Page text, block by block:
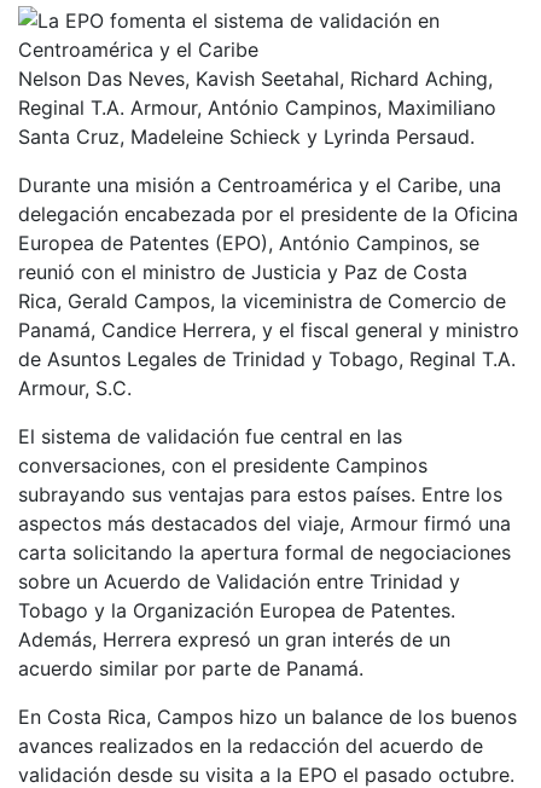
Nelson Das Neves, Kavish Seetahal, Richard Aching,
Reginal T.A. Armour, António Campinos, Maximiliano
Santa Cruz, Madeleine Schieck y Lyrinda Persaud.
Durante una misión a Centroamérica y el Caribe, una
delegación encabezada por el presidente de la Oficina
Europea de Patentes (EPO), António Campinos, se
reunió con el ministro de Justicia y Paz de Costa
Rica, Gerald Campos, la viceministra de Comercio de
Panamá, Candice Herrera, y el fiscal general y ministro
de Asuntos Legales de Trinidad y Tobago, Reginal T.A.
Armour, S.C.
El sistema de validación fue central en las
conversaciones, con el presidente Campinos
subrayando sus ventajas para estos países. Entre los
aspectos más destacados del viaje, Armour firmó una
carta solicitando la apertura formal de negociaciones
sobre un Acuerdo de Validación entre Trinidad y
Tobago y la Organización Europea de Patentes.
Además, Herrera expresó un gran interés de un
acuerdo similar por parte de Panamá.
En Costa Rica, Campos hizo un balance de los buenos
avances realizados en la redacción del acuerdo de
validación desde su visita a la EPO el pasado octubre.